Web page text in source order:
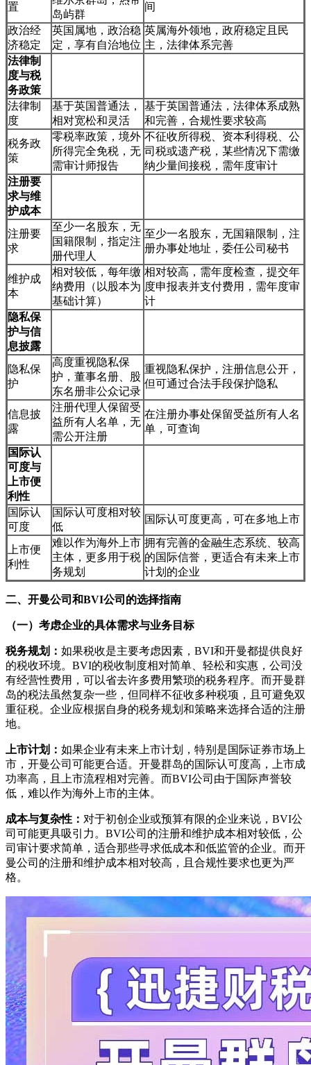
置
岛屿群
间
政治经
济稳定
英国属地，政治稳
定，享有自治地位
英属海外领地，政府稳定且民
主，法律体系完善
法律制
度与税
务政策
法律制
度
基于英国普通法，
相对宽松和灵活
基于英国普通法，法律体系成熟
和完善，合规性要求较高
税务政
策
零税率政策，境外
所得完全免税，无
需审计师报告
不征收所得税、资本利得税、公
司税或遗产税，某些情况下需缴
纳少量间接税，需年度审计
注册要
求与维
护成本
注册要
求
至少一名股东，无
国籍限制，指定注
册代理人
至少一名股东，无国籍限制，注
册办事处地址，委任公司秘书
维护成
本
相对较低，每年缴
纳费用（以股本为
基础计算）
相对较高，需年度检查，提交年
度申报表并支付费用，需年度审
计
隐私保
护与信
息披露
隐私保
护
高度重视隐私保
护，董事名册、股
东名册非公众记录
重视隐私保护，注册信息公开，
但可通过合法手段保护隐私
信息披
露
注册代理人保留受
益所有人名单，无
需公开注册
在注册办事处保留受益所有人名
单，可查询
国际认
可度与
上市便
利性
国际认
可度
国际认可度相对较
低
国际认可度更高，可在多地上市
上市便
利性
难以作为海外上市
主体，更多用于税
务规划
拥有完善的金融生态系统、较高
的国际信誉，更适合有未来上市
计划的企业
二、开曼公司和BVI公司的选择指南
（一）考虑企业的具体需求与业务目标
税务规划： 如果税收是主要考虑因素，BVI和开曼都提供良好
的税收环境。BVI的税收制度相对简单、轻松和实惠，公司没
有经营性费用，可以省去许多费用繁琐的税务程序。而开曼群
岛的税法虽然复杂一些，但同样不征收多种税项，且可避免双
重征税。企业应根据自身的税务规划和策略来选择合适的注册
地。
上市计划： 如果企业有未来上市计划，特别是国际证券市场上
市，开曼公司可能更合适。开曼群岛的国际认可度高，上市成
功率高，且上市流程相对完善。而BVI公司由于国际声誉较
低，难以作为海外上市的主体。
成本与复杂性： 对于初创企业或预算有限的企业来说，BVI公
司可能更具吸引力。BVI公司的注册和维护成本相对较低，公
司审计要求简单，适合那些寻求低成本和低监管的企业。而开
曼公司的注册和维护成本相对较高，且合规性要求也更为严
格。